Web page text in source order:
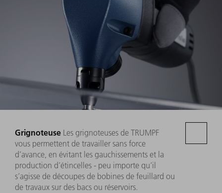
Grignoteuse Les grignoteuses de TRUMPF
vous permettent de travailler sans force
d’avance, en évitant les gauchissements et la
production d’étincelles - peu importe qu’il
s’agisse de découpes de bobines de feuillard ou
de travaux sur des bacs ou réservoirs.